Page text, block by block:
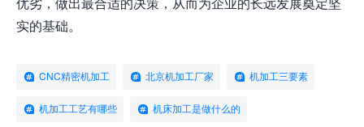
实的基础。
CNC精密机加工 北京机加工厂家 机加工三要素
机加工工艺有哪些 机床加工是做什么的